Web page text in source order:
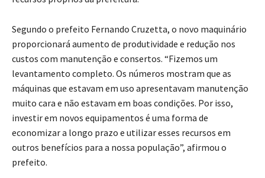
Segundo o prefeito Fernando Cruzetta, o novo maquinário
proporcionará aumento de produtividade e redução nos
custos com manutenção e consertos. “Fizemos um
levantamento completo. Os números mostram que as
máquinas que estavam em uso apresentavam manutenção
muito cara e não estavam em boas condições. Por isso,
investir em novos equipamentos é uma forma de
economizar a longo prazo e utilizar esses recursos em
outros benefícios para a nossa população”, afirmou o
prefeito.